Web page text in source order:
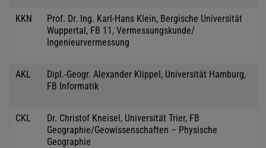
KKN
Prof. Dr. Ing. Karl-Hans Klein, Bergische Universität
Wuppertal, FB 11, Vermessungskunde/
Ingenieurvermessung
AKL
Dipl.-Geogr. Alexander Klippel, Universität Hamburg,
FB Informatik
CKL
Dr. Christof Kneisel, Universität Trier, FB
Geographie/Geowissenschaften – Physische
Geographie